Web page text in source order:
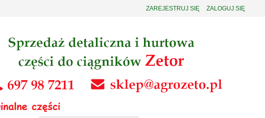
ZAREJESTRUJ SIĘ ZALOGUJ SIĘ